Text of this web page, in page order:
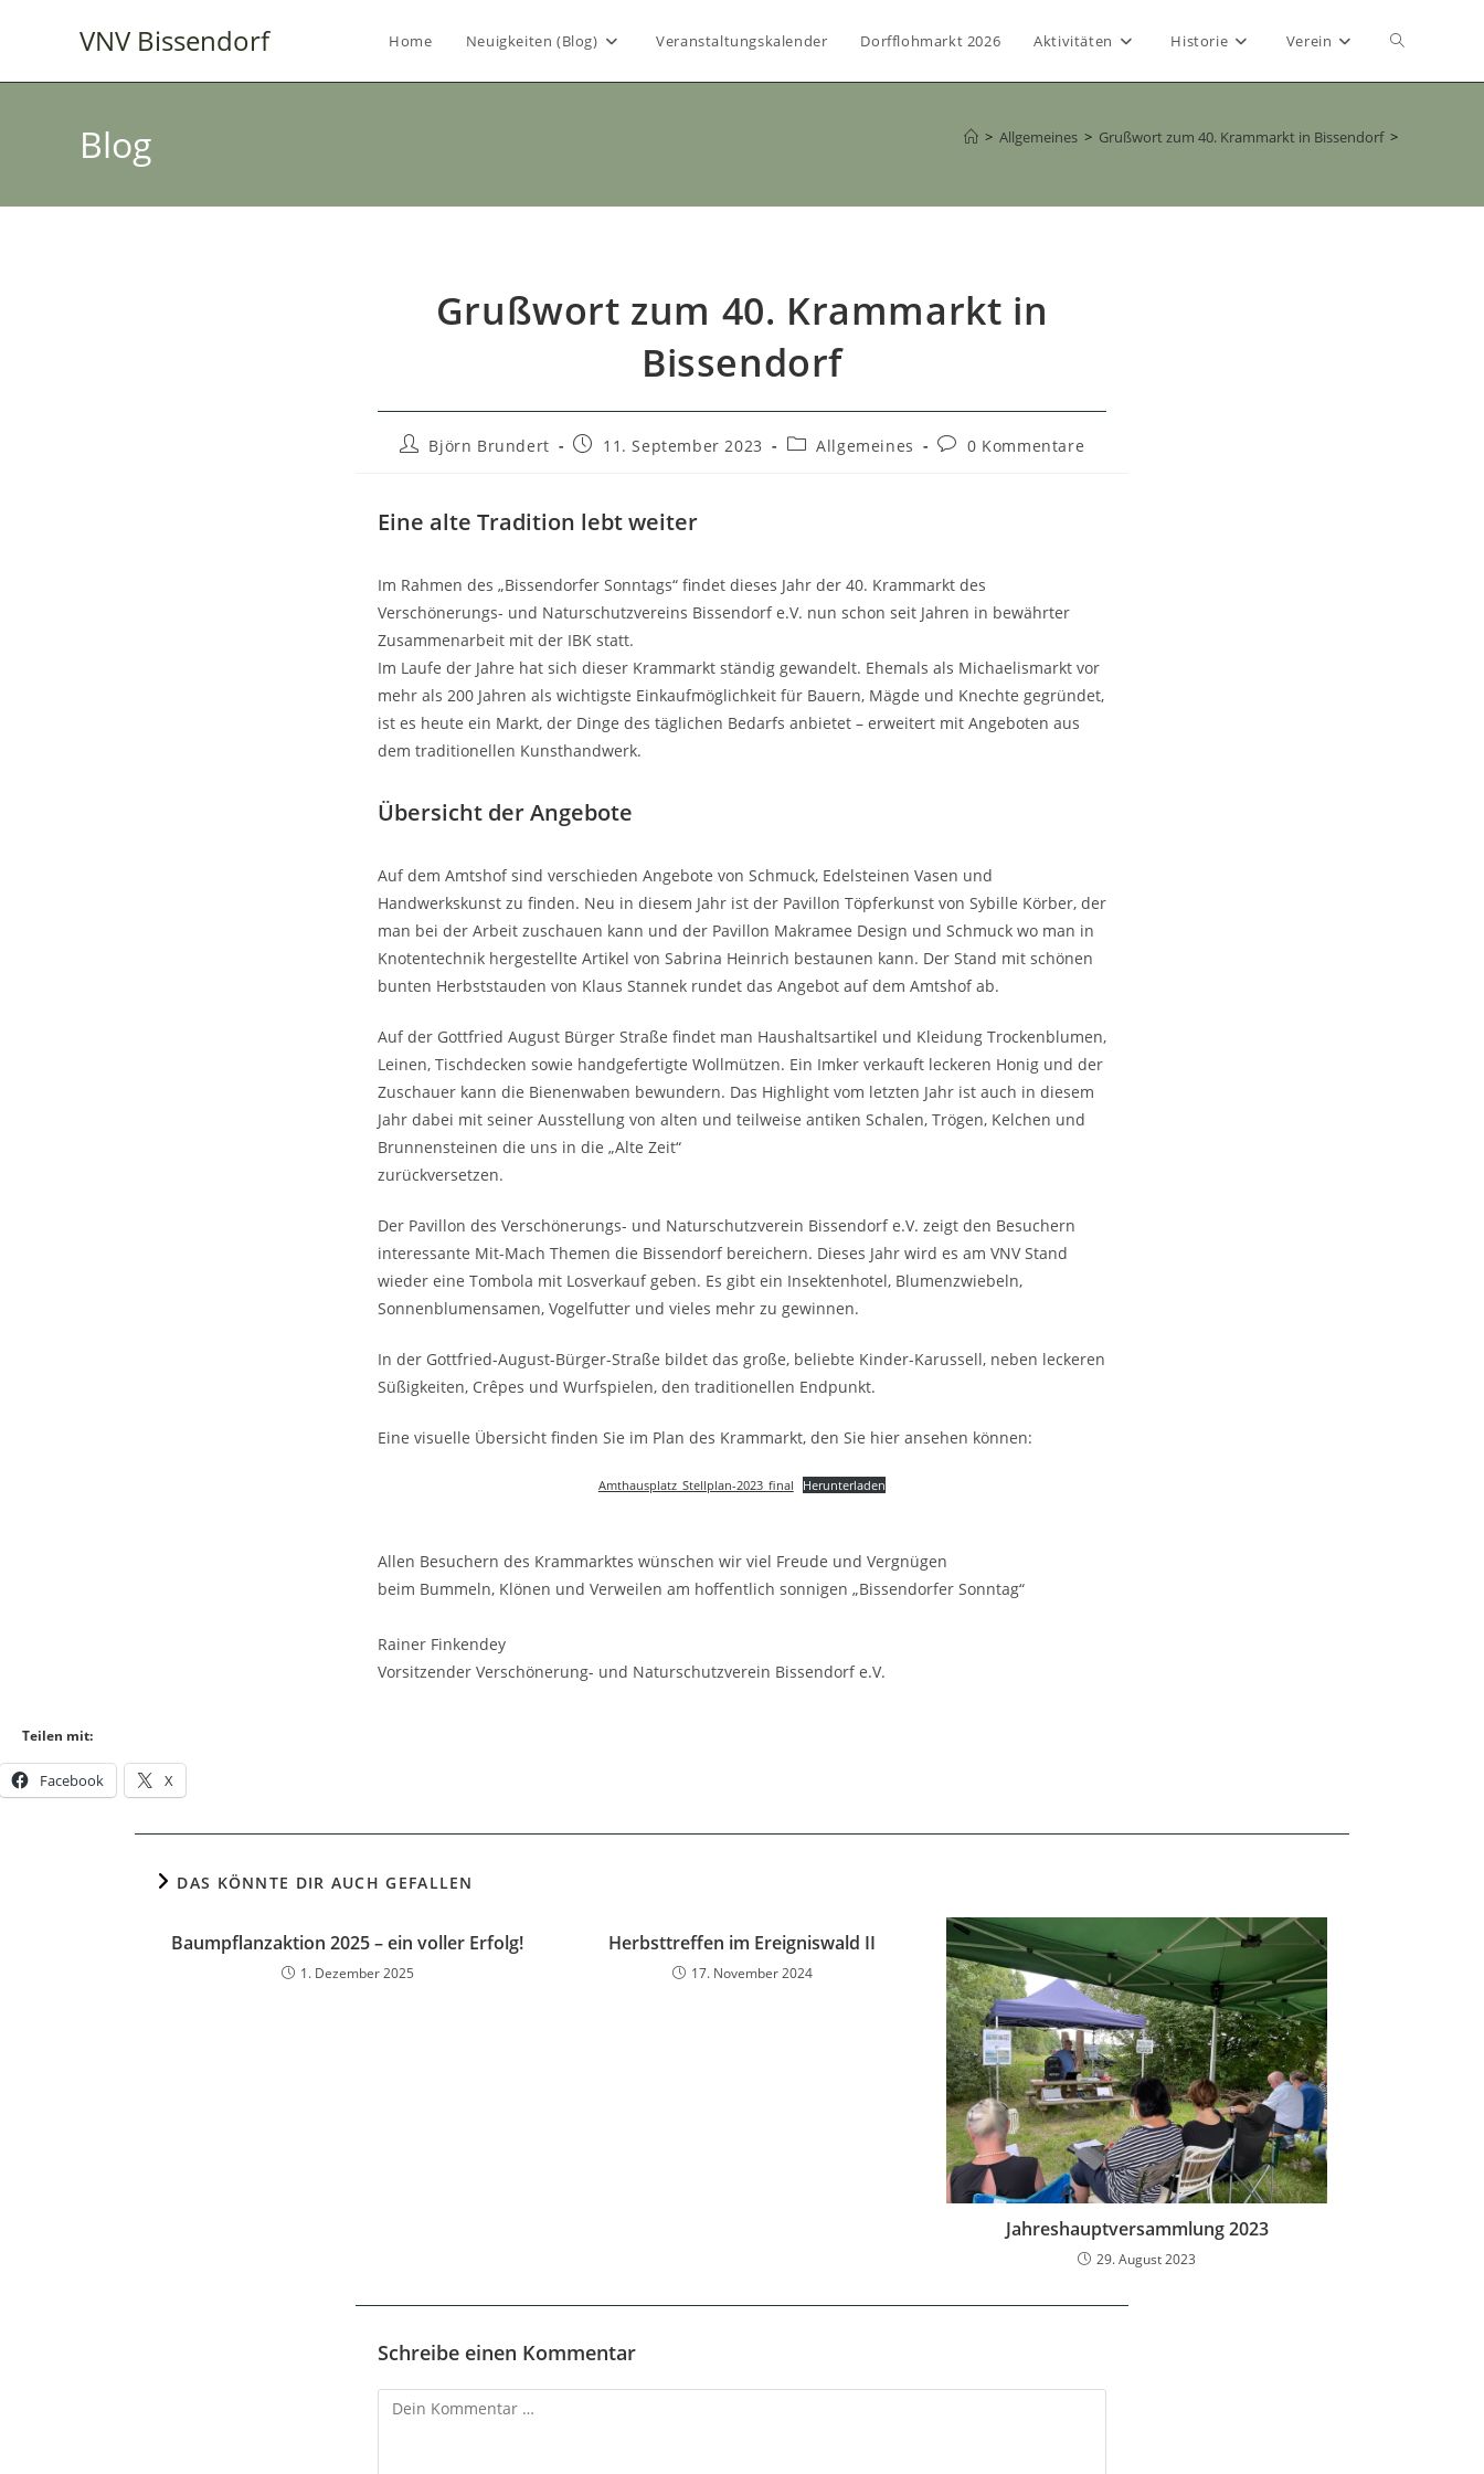
VNV Bissendorf Home Neuigkeiten (Blog) Veranstaltungskalender Dorfflohmarkt 2026 Aktivitäten Historie Verein Website-
umschalten
Blog > Allgemeines > Grußwort zum 40. Krammarkt in Bissendorf >
Grußwort zum 40. Krammarkt in
Bissendorf
Beitrags-
Björn Brundert
Beitrag11. September 2023
Beitrags-
Allgemeines
Beitrags-
0 Kommentare
Eine alte Tradition lebt weiter
Im Rahmen des „Bissendorfer Sonntags“ findet dieses Jahr der 40. Krammarkt des
Verschönerungs- und Naturschutzvereins Bissendorf e.V. nun schon seit Jahren in bewährter
Zusammenarbeit mit der IBK statt.
Im Laufe der Jahre hat sich dieser Krammarkt ständig gewandelt. Ehemals als Michaelismarkt vor
mehr als 200 Jahren als wichtigste Einkaufmöglichkeit für Bauern, Mägde und Knechte gegründet,
ist es heute ein Markt, der Dinge des täglichen Bedarfs anbietet – erweitert mit Angeboten aus
dem traditionellen Kunsthandwerk.
Übersicht der Angebote
Auf dem Amtshof sind verschieden Angebote von Schmuck, Edelsteinen Vasen und
Handwerkskunst zu finden. Neu in diesem Jahr ist der Pavillon Töpferkunst von Sybille Körber, der
man bei der Arbeit zuschauen kann und der Pavillon Makramee Design und Schmuck wo man in
Knotentechnik hergestellte Artikel von Sabrina Heinrich bestaunen kann. Der Stand mit schönen
bunten Herbststauden von Klaus Stannek rundet das Angebot auf dem Amtshof ab.
Auf der Gottfried August Bürger Straße findet man Haushaltsartikel und Kleidung Trockenblumen,
Leinen, Tischdecken sowie handgefertigte Wollmützen. Ein Imker verkauft leckeren Honig und der
Zuschauer kann die Bienenwaben bewundern. Das Highlight vom letzten Jahr ist auch in diesem
Jahr dabei mit seiner Ausstellung von alten und teilweise antiken Schalen, Trögen, Kelchen und
Brunnensteinen die uns in die „Alte Zeit“
zurückversetzen.
Der Pavillon des Verschönerungs- und Naturschutzverein Bissendorf e.V. zeigt den Besuchern
interessante Mit-Mach Themen die Bissendorf bereichern. Dieses Jahr wird es am VNV Stand
wieder eine Tombola mit Losverkauf geben. Es gibt ein Insektenhotel, Blumenzwiebeln,
Sonnenblumensamen, Vogelfutter und vieles mehr zu gewinnen.
In der Gottfried-August-Bürger-Straße bildet das große, beliebte Kinder-Karussell, neben leckeren
Süßigkeiten, Crêpes und Wurfspielen, den traditionellen Endpunkt.
Eine visuelle Übersicht finden Sie im Plan des Krammarkt, den Sie hier ansehen können:
Amthausplatz_Stellplan-2023_final Herunterladen
Allen Besuchern des Krammarktes wünschen wir viel Freude und Vergnügen
beim Bummeln, Klönen und Verweilen am hoffentlich sonnigen „Bissendorfer Sonntag“
Rainer Finkendey
Vorsitzender Verschönerung- und Naturschutzverein Bissendorf e.V.
Teilen mit:
Facebook X
DAS KÖNNTE DIR AUCH GEFALLEN
Baumpflanzaktion 2025 – ein voller Erfolg!
1. Dezember 2025
Herbsttreffen im Ereigniswald II
17. November 2024
Jahreshauptversammlung 2023
29. August 2023
Schreibe einen Kommentar
Kommentar